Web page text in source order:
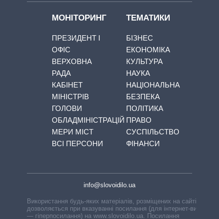
МОНІТОРИНГ
ПРЕЗИДЕНТ І
ОФІС
ВЕРХОВНА
РАДА
КАБІНЕТ
МІНІСТРІВ
ГОЛОВИ
ОБЛАДМІНІСТРАЦІЙ
МЕРИ МІСТ
ВСІ ПЕРСОНИ
ТЕМАТИКИ
БІЗНЕС
ЕКОНОМІКА
КУЛЬТУРА
НАУКА
НАЦІОНАЛЬНА
БЕЗПЕКА
ПОЛІТИКА
ПРАВО
СУСПІЛЬСТВО
ФІНАНСИ
info@slovoidilo.ua
Використання будь-яких матеріалів, розміщених на сайті,
дозволяється при вказуванні посилання (для інтернет-видань
— гіперпосилання) на www.slovoidilo.ua. Посилання